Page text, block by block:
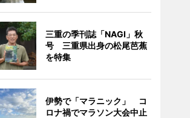
三重の季刊誌「NAGI」秋
号 三重県出身の松尾芭蕉
を特集
伊勢で「マラニック」 コ
ロナ禍でマラソン大会中止